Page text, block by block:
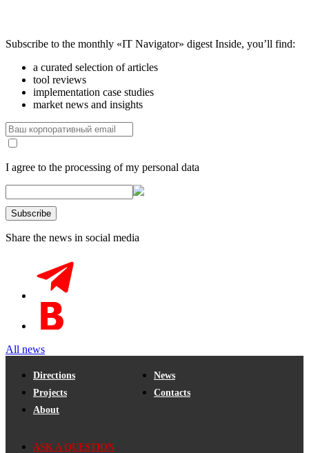
Subscribe to the monthly «IT Navigator» digest Inside, you’ll find:
a curated selection of articles
tool reviews
implementation case studies
market news and insights
I agree to the processing of my personal data
Share the news in social media
All news
Directions
Projects
About
News
Contacts
ASK A QUESTION